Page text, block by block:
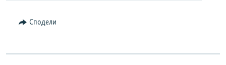
Сподели